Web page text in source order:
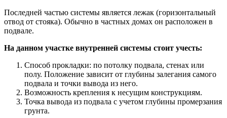
Последней частью системы является лежак (горизонтальный
отвод от стояка). Обычно в частных домах он расположен в
подвале.
На данном участке внутренней системы стоит учесть:
Способ прокладки: по потолку подвала, стенах или
полу. Положение зависит от глубины залегания самого
подвала и точки вывода из него.
Возможность крепления к несущим конструкциям.
Точка вывода из подвала с учетом глубины промерзания
грунта.